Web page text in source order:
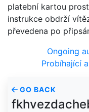
platební kartou
instrukce obdrží
převedena po
Ongoing
Probíhající
GO BACK